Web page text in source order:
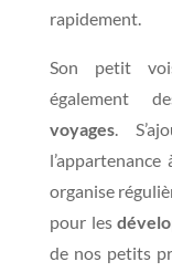
rapidement.
Son petit
également
voyages.
organise
pour les
de nos petits